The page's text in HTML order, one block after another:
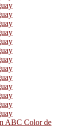
ABC Color de